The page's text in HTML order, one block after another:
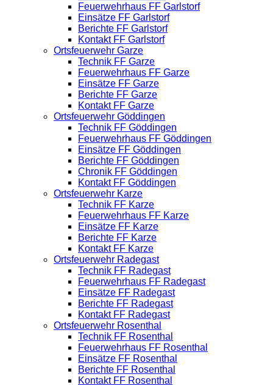
Feuerwehrhaus FF Garlstorf
Einsätze FF Garlstorf
Berichte FF Garlstorf
Kontakt FF Garlstorf
Ortsfeuerwehr Garze
Technik FF Garze
Feuerwehrhaus FF Garze
Einsätze FF Garze
Berichte FF Garze
Kontakt FF Garze
Ortsfeuerwehr Göddingen
Technik FF Göddingen
Feuerwehrhaus FF Göddingen
Einsätze FF Göddingen
Berichte FF Göddingen
Chronik FF Göddingen
Kontakt FF Göddingen
Ortsfeuerwehr Karze
Technik FF Karze
Feuerwehrhaus FF Karze
Einsätze FF Karze
Berichte FF Karze
Kontakt FF Karze
Ortsfeuerwehr Radegast
Technik FF Radegast
Feuerwehrhaus FF Radegast
Einsätze FF Radegast
Berichte FF Radegast
Kontakt FF Radegast
Ortsfeuerwehr Rosenthal
Technik FF Rosenthal
Feuerwehrhaus FF Rosenthal
Einsätze FF Rosenthal
Berichte FF Rosenthal
Kontakt FF Rosenthal